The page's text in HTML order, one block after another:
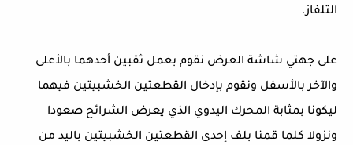
التلفاز.
على جهتي شاشة العرض نقوم بعمل ثقبين أحدهما بالأعلى
والآخر بالأسفل ونقوم بإدخال القطعتين الخشبيتين فيهما
ليكونا بمثابة المحرك اليدوي الذي يعرض الشرائح صعودا
ونزولا كلما قمنا بلف إحدى القطعتين الخشبيتين باليد من